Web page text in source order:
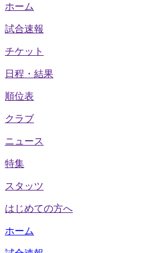
ホーム
試合速報
チケット
日程・結果
順位表
クラブ
ニュース
特集
スタッツ
はじめての方へ
ホーム